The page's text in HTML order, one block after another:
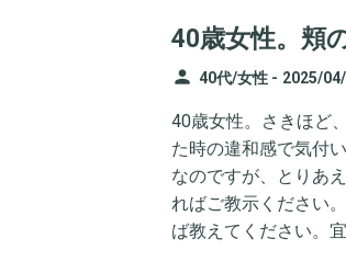
40歳女性。頬
person 40代/女性 - 2025/
40歳女性。さきほど
た時の違和感で気付
なのですが、とりあ
ればご教示ください
ば教えてください。